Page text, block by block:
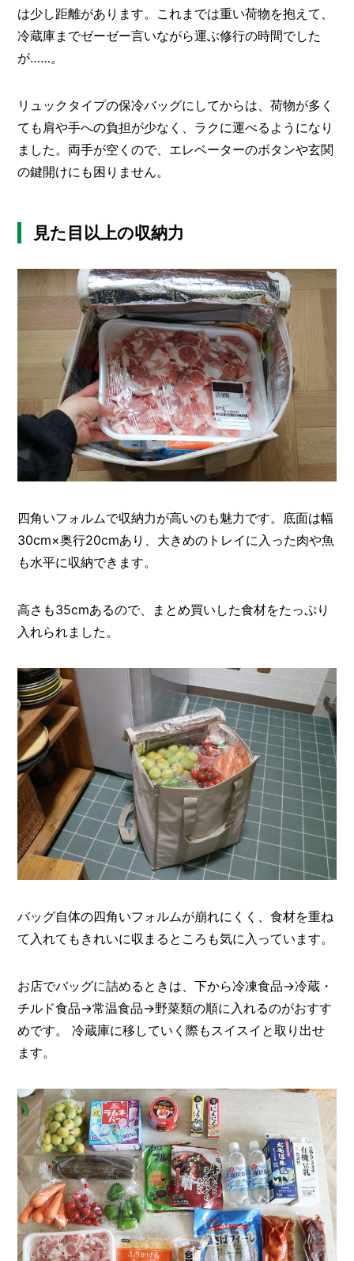
は少し距離があります。これまでは重い荷物を抱えて、
冷蔵庫までゼーゼー言いながら運ぶ修行の時間でした
が……。
リュックタイプの保冷バッグにしてからは、荷物が多く
ても肩や手への負担が少なく、ラクに運べるようになり
ました。両手が空くので、エレベーターのボタンや玄関
の鍵開けにも困りません。
見た目以上の収納力
四角いフォルムで収納力が高いのも魅力です。底面は幅
30cm×奥行20cmあり、大きめのトレイに入った肉や魚
も水平に収納できます。
高さも35cmあるので、まとめ買いした食材をたっぷり
入れられました。
バッグ自体の四角いフォルムが崩れにくく、食材を重ね
て入れてもきれいに収まるところも気に入っています。
お店でバッグに詰めるときは、下から冷凍食品→冷蔵・
チルド食品→常温食品→野菜類の順に入れるのがおすす
めです。 冷蔵庫に移していく際もスイスイと取り出せ
ます。